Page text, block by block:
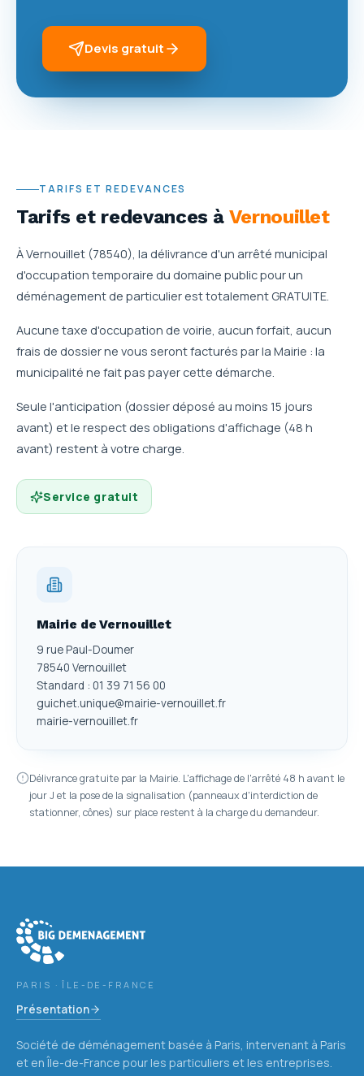
Devis gratuit
TARIFS ET REDEVANCES
Tarifs et redevances à Vernouillet
À Vernouillet (78540), la délivrance d'un arrêté municipal
d'occupation temporaire du domaine public pour un
déménagement de particulier est totalement GRATUITE.
Aucune taxe d'occupation de voirie, aucun forfait, aucun
frais de dossier ne vous seront facturés par la Mairie : la
municipalité ne fait pas payer cette démarche.
Seule l'anticipation (dossier déposé au moins 15 jours
avant) et le respect des obligations d'affichage (48 h
avant) restent à votre charge.
Service gratuit
Mairie de Vernouillet
9 rue Paul-Doumer
78540 Vernouillet
Standard : 01 39 71 56 00
guichet.unique@mairie-vernouillet.fr
mairie-vernouillet.fr
Délivrance gratuite par la Mairie. L'affichage de l'arrêté 48 h avant le
jour J et la pose de la signalisation (panneaux d'interdiction de
stationner, cônes) sur place restent à la charge du demandeur.
PARIS · ÎLE-DE-FRANCE
Présentation
Société de déménagement basée à Paris, intervenant à Paris
et en Île-de-France pour les particuliers et les entreprises.